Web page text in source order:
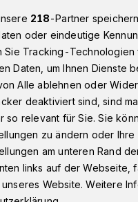
an und in der
218-Partner
oder eindeutige
Sie Tracking-Technologien
Daten, um Ihnen Dienste
Alle ablehnen oder
deaktiviert sind, sind
so relevant für Sie. Sie
zu ändern oder
am unteren Rand
links auf der Webseite,
Website. Weitere